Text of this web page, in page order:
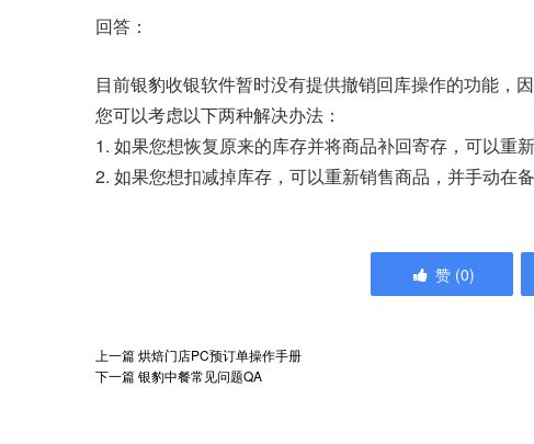
回答：
目前银豹收银软件暂时没有提供撤销回库操作的功能，
您可以考虑以下两种解决办法：
1. 如果您想恢复原来的库存并将商品补回寄存，可以重
2. 如果您想扣减掉库存，可以重新销售商品，并手动在备
赞 (0)
上一篇烘焙门店PC预订单操作手册
下一篇银豹中餐常见问题QA